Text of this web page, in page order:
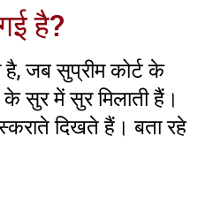
है?
जब सुप्रीम कोर्ट के
के सुर में सुर मिलाती हैं।
दिखते हैं। बता रहे